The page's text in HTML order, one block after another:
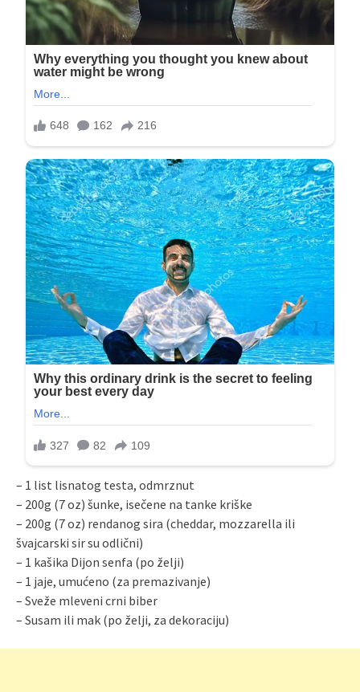
– 1 list lisnatog testa, odmrznut
– 200g (7 oz) šunke, isečene na tanke kriške
– 200g (7 oz) rendanog sira (cheddar, mozzarella ili
švajcarski sir su odlični)
– 1 kašika Dijon senfa (po želji)
– 1 jaje, umućeno (za premazivanje)
– Sveže mleveni crni biber
– Susam ili mak (po želji, za dekoraciju)